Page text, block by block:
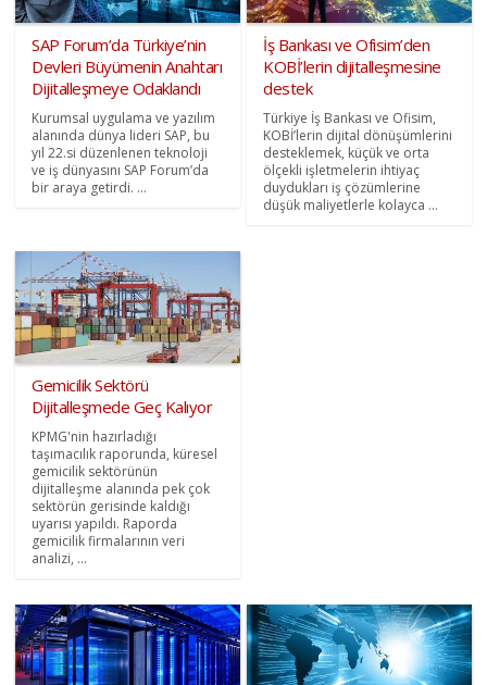
SAP Forum’da Türkiye’nin
Devleri Büyümenin Anahtarı
Dijitalleşmeye Odaklandı
Kurumsal uygulama ve yazılım
alanında dünya lideri SAP, bu
yıl 22.si düzenlenen teknoloji
ve iş dünyasını SAP Forum’da
bir araya getirdi. ...
İş Bankası ve Ofisim’den
KOBİ’lerin dijitalleşmesine
destek
Türkiye İş Bankası ve Ofisim,
KOBİ’lerin dijital dönüşümlerini
desteklemek, küçük ve orta
ölçekli işletmelerin ihtiyaç
duydukları iş çözümlerine
düşük maliyetlerle kolayca ...
Gemicilik Sektörü
Dijitalleşmede Geç Kalıyor
KPMG'nin hazırladığı
taşımacılık raporunda, küresel
gemicilik sektörünün
dijitalleşme alanında pek çok
sektörün gerisinde kaldığı
uyarısı yapıldı. Raporda
gemicilik firmalarının veri
analizi, ...